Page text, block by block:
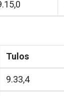
Tulos
9.33,4